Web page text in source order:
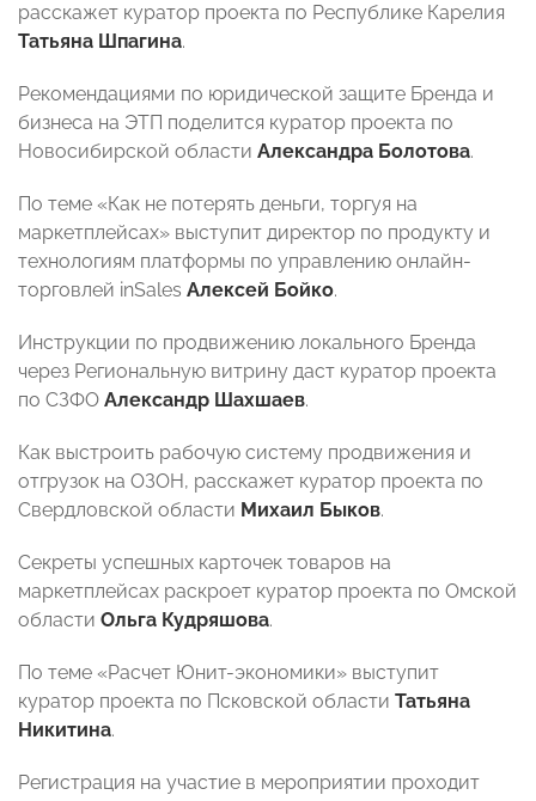
расскажет куратор проекта по Республике Карелия
Татьяна Шпагина.
Рекомендациями по юридической защите Бренда и
бизнеса на ЭТП поделится куратор проекта по
Новосибирской области Александра Болотова.
По теме «Как не потерять деньги, торгуя на
маркетплейсах» выступит директор по продукту и
технологиям платформы по управлению онлайн-
торговлей inSales Алексей Бойко.
Инструкции по продвижению локального Бренда
через Региональную витрину даст куратор проекта
по СЗФО Александр Шахшаев.
Как выстроить рабочую систему продвижения и
отгрузок на ОЗОН, расскажет куратор проекта по
Свердловской области Михаил Быков.
Секреты успешных карточек товаров на
маркетплейсах раскроет куратор проекта по Омской
области Ольга Кудряшова.
По теме «Расчет Юнит-экономики» выступит
куратор проекта по Псковской области Татьяна
Никитина.
Регистрация на участие в мероприятии проходит